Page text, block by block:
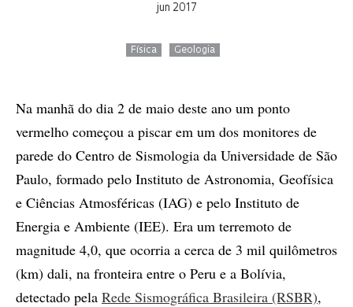
jun 2017
Física Geologia
Na manhã do dia 2 de maio deste ano um ponto
vermelho começou a piscar em um dos monitores de
parede do Centro de Sismologia da Universidade de São
Paulo, formado pelo Instituto de Astronomia, Geofísica
e Ciências Atmosféricas (IAG) e pelo Instituto de
Energia e Ambiente (IEE). Era um terremoto de
magnitude 4,0, que ocorria a cerca de 3 mil quilômetros
(km) dali, na fronteira entre o Peru e a Bolívia,
detectado pela Rede Sismográfica Brasileira (RSBR),